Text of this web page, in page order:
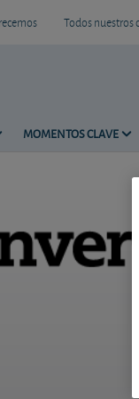
Todos nuestros
MOMENTOS CLAVE